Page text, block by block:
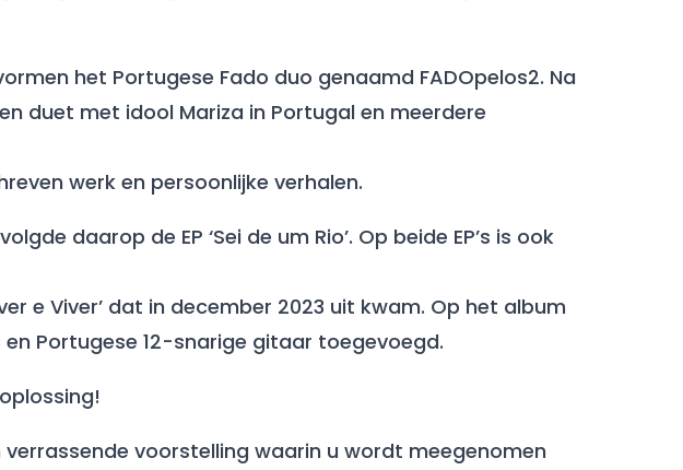
het Portugese Fado duo genaamd FADOpelos2. Na
duet met idool Mariza in Portugal en meerdere
werk en persoonlijke verhalen.
daarop de EP ‘Sei de um Rio’. Op beide EP’s is ook
e Viver’ dat in december 2023 uit kwam. Op het album
Portugese 12-snarige gitaar toegevoegd.
verrassende voorstelling waarin u wordt meegenomen